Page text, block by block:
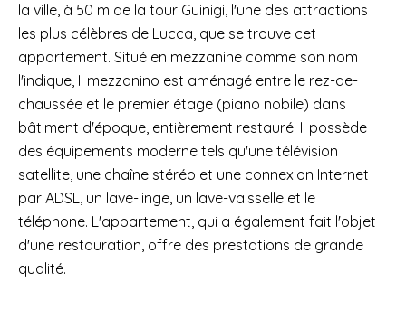
la ville, à 50 m de la tour Guinigi, l'une des attractions
les plus célèbres de Lucca, que se trouve cet
appartement. Situé en mezzanine comme son nom
l'indique, Il mezzanino est aménagé entre le rez-de-
chaussée et le premier étage (piano nobile) dans
bâtiment d'époque, entièrement restauré. Il possède
des équipements moderne tels qu'une télévision
satellite, une chaîne stéréo et une connexion Internet
par ADSL, un lave-linge, un lave-vaisselle et le
téléphone. L'appartement, qui a également fait l'objet
d'une restauration, offre des prestations de grande
qualité.